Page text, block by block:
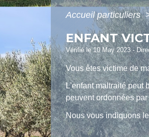
Accueil particuliers
ENFANT
Vérifié le 10 May 2023 -
Vous êtes victime de
L'enfant maltraité peut
peuvent ordonnées
Nous vous indiquons